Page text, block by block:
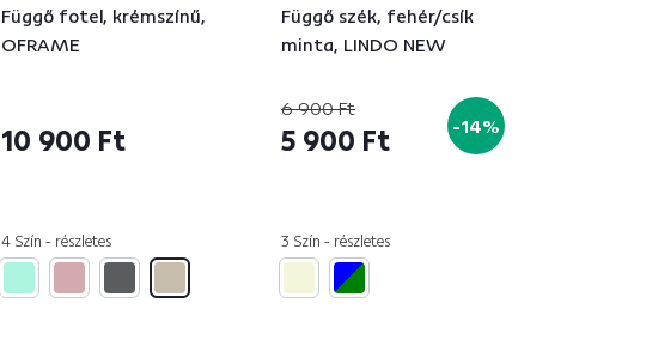
Függő fotel, krémszínű,
OFRAME
10 900 Ft
4 Szín - részletes
Függő szék, fehér/csík
minta, LINDO NEW
6 900 Ft
5 900 Ft -14%
3 Szín - részletes